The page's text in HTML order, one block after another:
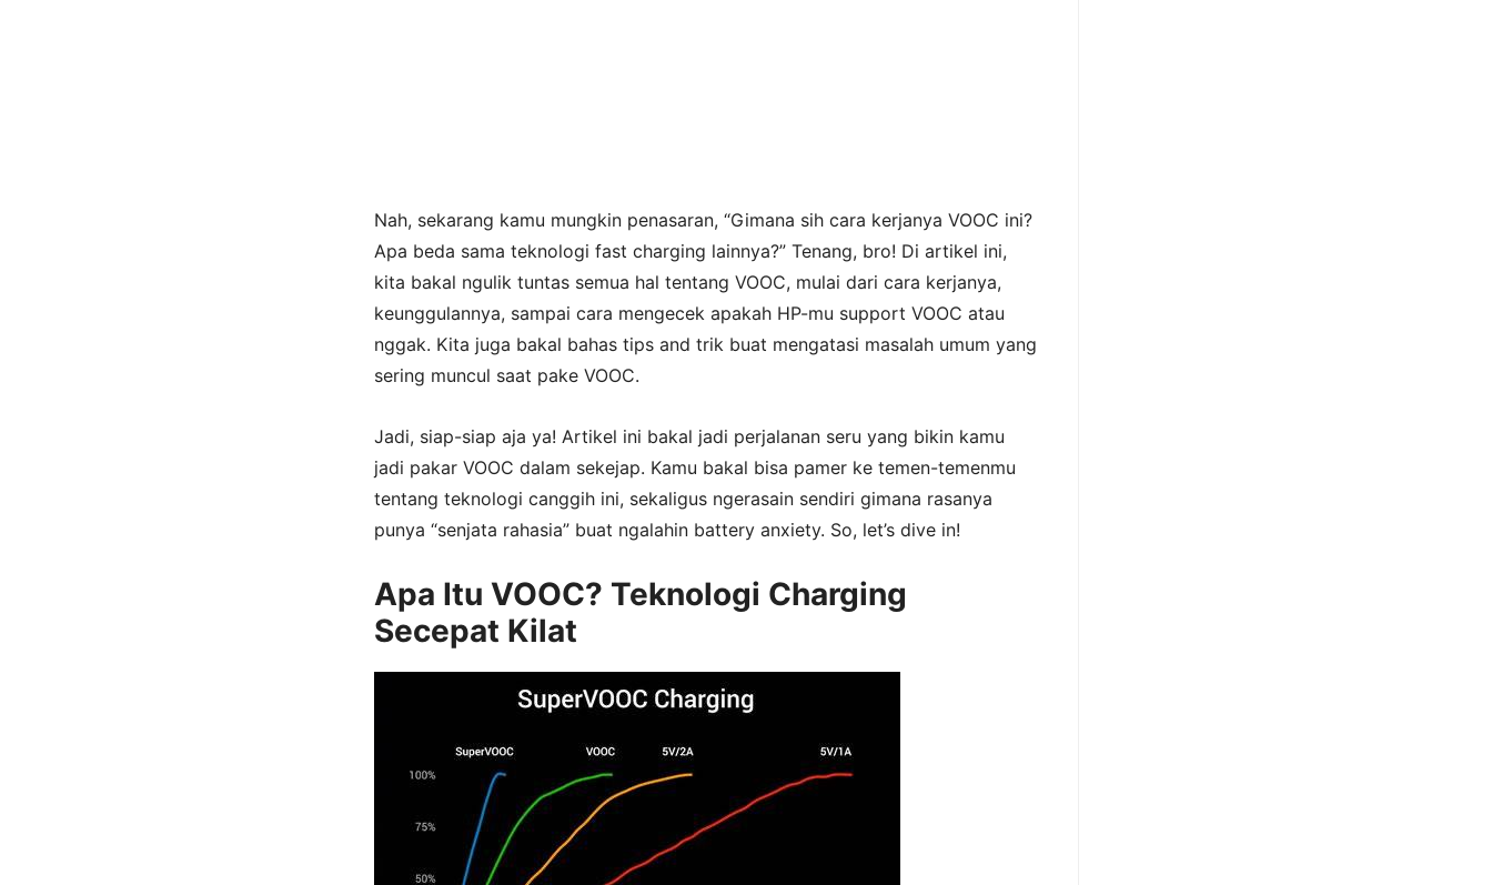
Nah, sekarang kamu mungkin penasaran, “Gimana sih cara kerjanya VOOC ini?
Apa beda sama teknologi fast charging lainnya?” Tenang, bro! Di artikel ini,
kita bakal ngulik tuntas semua hal tentang VOOC, mulai dari cara kerjanya,
keunggulannya, sampai cara mengecek apakah HP-mu support VOOC atau
nggak. Kita juga bakal bahas tips and trik buat mengatasi masalah umum yang
sering muncul saat pake VOOC.
Jadi, siap-siap aja ya! Artikel ini bakal jadi perjalanan seru yang bikin kamu
jadi pakar VOOC dalam sekejap. Kamu bakal bisa pamer ke temen-temenmu
tentang teknologi canggih ini, sekaligus ngerasain sendiri gimana rasanya
punya “senjata rahasia” buat ngalahin battery anxiety. So, let’s dive in!
Apa Itu VOOC? Teknologi Charging
Secepat Kilat